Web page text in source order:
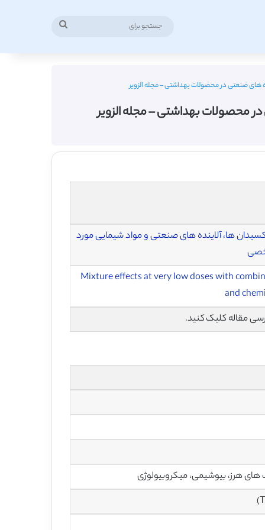
های صنعتی در محصولات بهداشتی – مجله الزویر
محصولات بهداشتی – مجله الزویر
ها، آلاینده های صنعتی و مواد شیمایی مورد
Mixture effects at very low doses with
and
مقاله کلیک کنید.
هرز، بیوشیمی، میکروبیولوژی